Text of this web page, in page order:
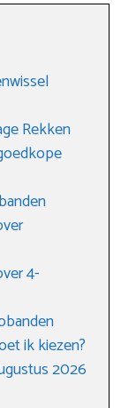
Rekken
4-
ik kiezen?
2026